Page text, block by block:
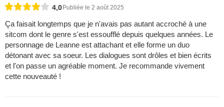
4,0 Publiée le 2 août 2025
Ça faisait longtemps que je n'avais pas autant accroché à une
sitcom dont le genre s'est essoufflé depuis quelques années. Le
personnage de Leanne est attachant et elle forme un duo
détonant avec sa soeur. Les dialogues sont drôles et bien écrits
et l'on passe un agréable moment. Je recommande vivement
cette nouveauté !